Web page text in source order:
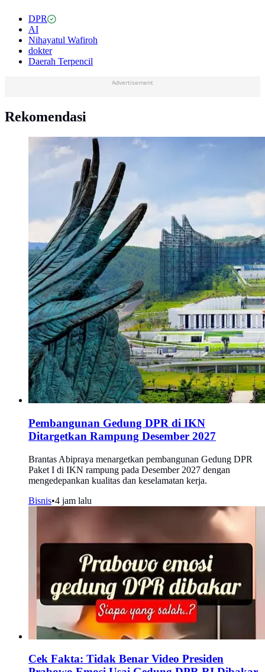
DPR
AI
Nihayatul Wafiroh
dokter
Daerah Terpencil
Advertisement
Rekomendasi
Pembangunan Gedung DPR di IKN
Ditargetkan Rampung Desember 2027
Brantas Abipraya menargetkan pembangunan Gedung DPR
Paket I di IKN rampung pada Desember 2027 dengan
mengedepankan kualitas dan keselamatan kerja.
Bisnis•4 jam lalu
Cek Fakta: Tidak Benar Video Presiden